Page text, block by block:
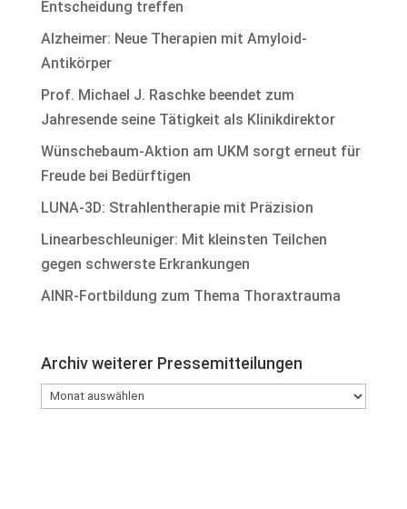
Entscheidung treffen
Alzheimer: Neue Therapien mit Amyloid-
Antikörper
Prof. Michael J. Raschke beendet zum
Jahresende seine Tätigkeit als Klinikdirektor
Wünschebaum-Aktion am UKM sorgt erneut für
Freude bei Bedürftigen
LUNA-3D: Strahlentherapie mit Präzision
Linearbeschleuniger: Mit kleinsten Teilchen
gegen schwerste Erkrankungen
AINR-Fortbildung zum Thema Thoraxtrauma
Archiv weiterer Pressemitteilungen
Archiv